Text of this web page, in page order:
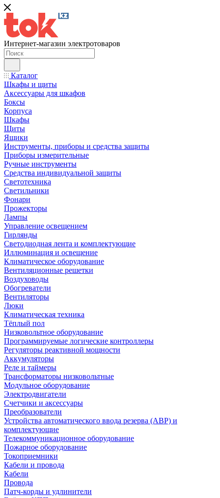
Интернет-магазин электротоваров
Каталог
Шкафы и щиты
Аксессуары для шкафов
Боксы
Корпуса
Шкафы
Щиты
Ящики
Инструменты, приборы и средства защиты
Приборы измерительные
Ручные инструменты
Средства индивидуальной защиты
Светотехника
Светильники
Фонари
Прожекторы
Лампы
Управление освещением
Гирлянды
Светодиодная лента и комплектующие
Иллюминация и освещение
Климатическое оборудование
Вентиляционные решетки
Воздуховоды
Обогреватели
Вентиляторы
Люки
Климатическая техника
Тёплый пол
Низковольтное оборудование
Программируемые логические контроллеры
Регуляторы реактивной мощности
Аккумуляторы
Реле и таймеры
Трансформаторы низковольтные
Модульное оборудование
Электродвигатели
Счетчики и аксессуары
Преобразователи
Устройства автоматического ввода резерва (АВР) и
комплектующие
Телекоммуникационное оборудование
Пожарное оборудование
Токоприемники
Кабели и провода
Кабели
Провода
Патч-корды и удлинители